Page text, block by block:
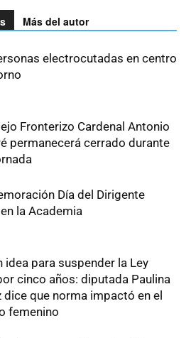
Más del autor
electrocutadas en centro
Fronterizo Cardenal Antonio
permanecerá cerrado durante
Día del Dirigente
la Academia
idea para suspender la Ley
cinco años: diputada Paulina
dice que norma impactó en el
femenino